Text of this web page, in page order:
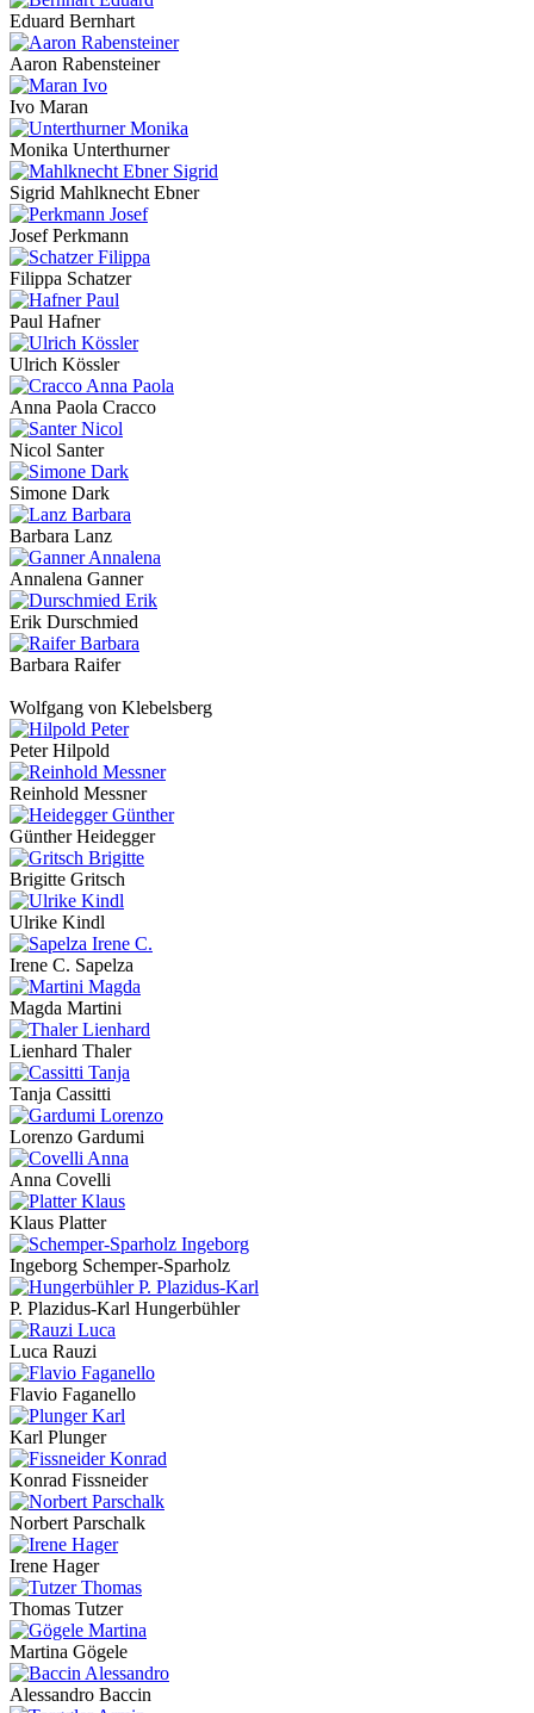
Eduard Bernhart
Aaron Rabensteiner
Ivo Maran
Monika Unterthurner
Sigrid Mahlknecht Ebner
Josef Perkmann
Filippa Schatzer
Paul Hafner
Ulrich Kössler
Anna Paola Cracco
Nicol Santer
Simone Dark
Barbara Lanz
Annalena Ganner
Erik Durschmied
Barbara Raifer
Wolfgang von Klebelsberg
Peter Hilpold
Reinhold Messner
Günther Heidegger
Brigitte Gritsch
Ulrike Kindl
Irene C. Sapelza
Magda Martini
Lienhard Thaler
Tanja Cassitti
Lorenzo Gardumi
Anna Covelli
Klaus Platter
Ingeborg Schemper-Sparholz
P. Plazidus-Karl Hungerbühler
Luca Rauzi
Flavio Faganello
Karl Plunger
Konrad Fissneider
Norbert Parschalk
Irene Hager
Thomas Tutzer
Martina Gögele
Alessandro Baccin